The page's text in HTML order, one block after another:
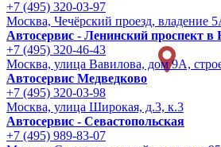
+7 (495) 320-03-97
Москва, Чечёрский проезд, владение
Автосервис - Ленинский проспект
+7 (495) 320-46-43
Москва, улица Вавилова, дом 9A,
Автосервис Медведково
+7 (495) 320-03-98
Москва, улица Широкая, д.3, к.3
Автосервис - Cевастопольская
+7 (495) 989-83-07